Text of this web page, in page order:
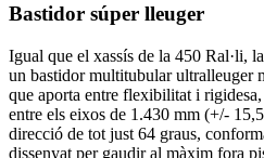
Bastidor súper lleuger
Igual que el xassís de la 450 Ral·li,
un bastidor multitubular ultralleuger
que aporta entre flexibilitat i
entre els eixos de 1.430 mm (+/-
direcció de tot just 64 graus,
dissenyat per gaudir al màxim fora